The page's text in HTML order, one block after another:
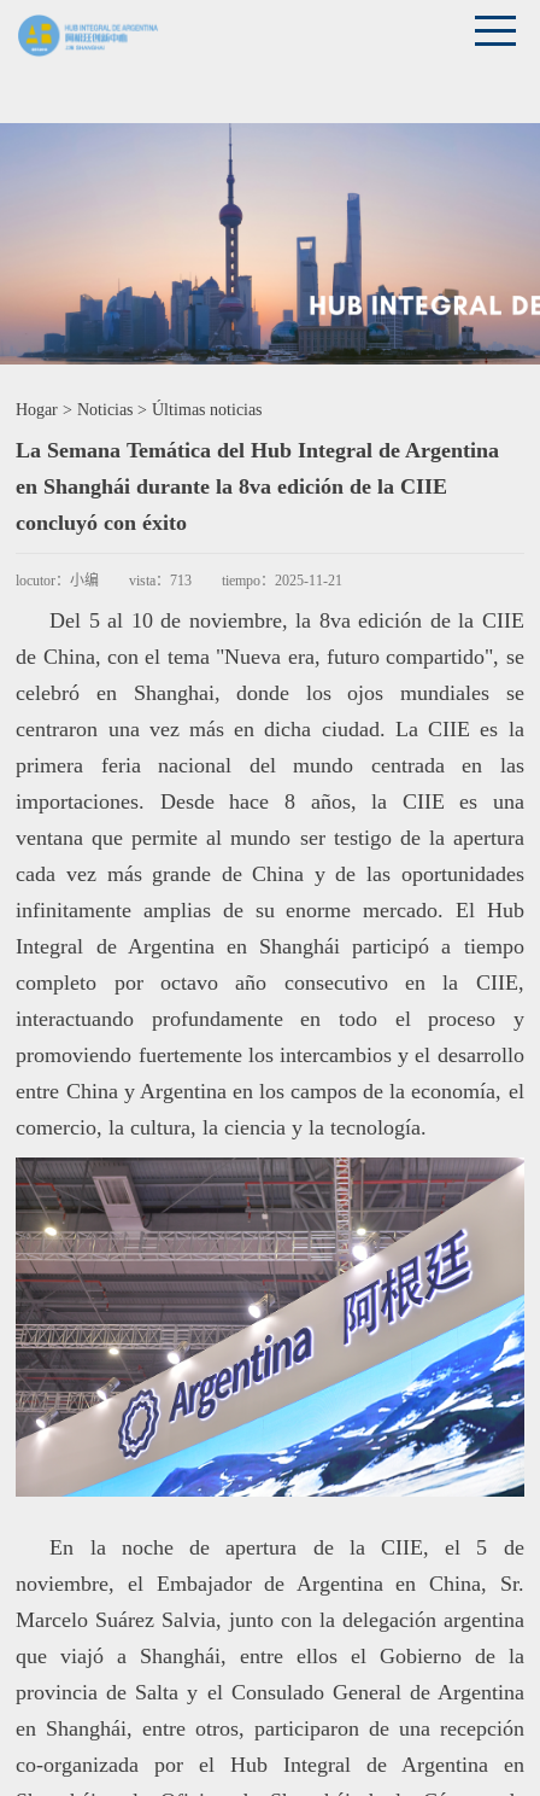
Hogar >Noticias >Últimas noticias
La Semana Temática del Hub Integral de Argentina
en Shanghái durante la 8va edición de la CIIE
concluyó con éxito
locutor：小编 vista：713 tiempo：2025-11-21
Del 5 al 10 de noviembre, la 8va edición de la CIIE
de China, con el tema "Nueva era, futuro compartido", se
celebró en Shanghai, donde los ojos mundiales se
centraron una vez más en dicha ciudad. La CIIE es la
primera feria nacional del mundo centrada en las
importaciones. Desde hace 8 años, la CIIE es una
ventana que permite al mundo ser testigo de la apertura
cada vez más grande de China y de las oportunidades
infinitamente amplias de su enorme mercado. El Hub
Integral de Argentina en Shanghái participó a tiempo
completo por octavo año consecutivo en la CIIE,
interactuando profundamente en todo el proceso y
promoviendo fuertemente los intercambios y el desarrollo
entre China y Argentina en los campos de la economía, el
comercio, la cultura, la ciencia y la tecnología.
En la noche de apertura de la CIIE, el 5 de
noviembre, el Embajador de Argentina en China, Sr.
Marcelo Suárez Salvia, junto con la delegación argentina
que viajó a Shanghái, entre ellos el Gobierno de la
provincia de Salta y el Consulado General de Argentina
en Shanghái, entre otros, participaron de una recepción
co-organizada por el Hub Integral de Argentina en